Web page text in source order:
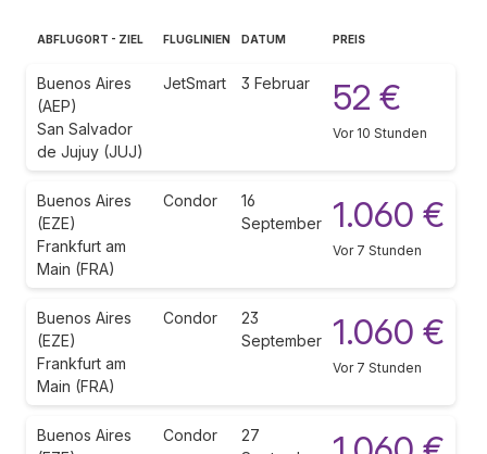
ABFLUGORT - ZIEL FLUGLINIEN DATUM PREIS
Buenos Aires
(AEP)
San Salvador
de Jujuy (JUJ)
JetSmart 3 Februar 52 €
Vor 10 Stunden
Buenos Aires
(EZE)
Frankfurt am
Main (FRA)
Condor
16
September
1.060 €
Vor 7 Stunden
Buenos Aires
(EZE)
Frankfurt am
Main (FRA)
Condor
23
September
1.060 €
Vor 7 Stunden
Buenos Aires
Condor
27